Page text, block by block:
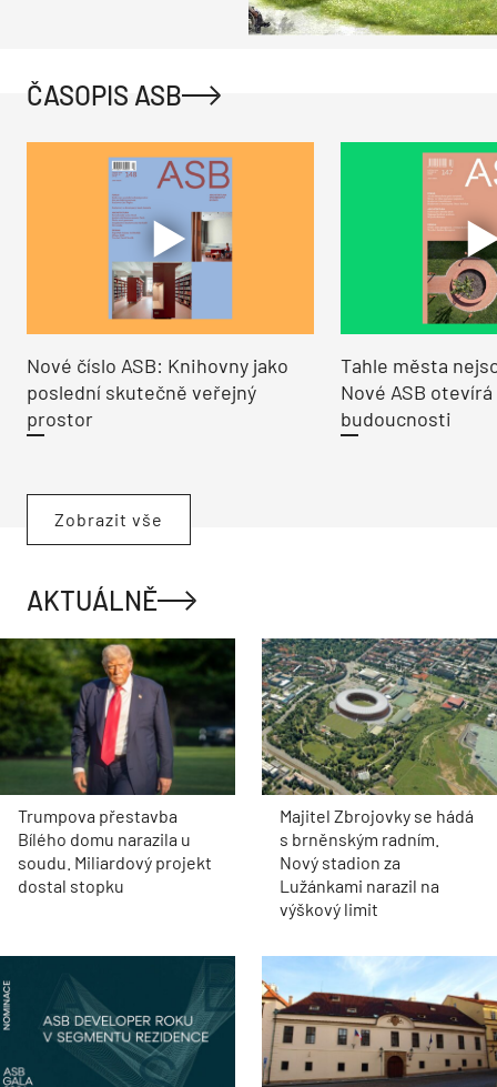
ČASOPIS ASB
Nové číslo ASB: Knihovny jako
poslední skutečně veřejný
prostor
Tahle města
Nové ASB
budoucnosti
Zobrazit vše
AKTUÁLNĚ
Trumpova přestavba
Bílého domu narazila u
soudu. Miliardový projekt
dostal stopku
Majitel Zbrojovky se hádá
s brněnským radním.
Nový stadion za
Lužánkami narazil na
výškový limit